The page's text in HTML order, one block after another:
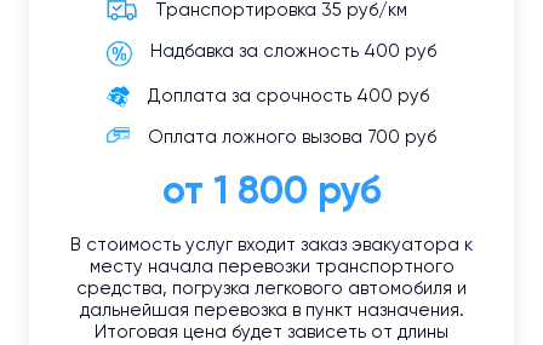
Транспортировка 35 руб/км
Надбавка за сложность 400 руб
Доплата за срочность 400 руб
Оплата ложного вызова 700 руб
от 1 800 руб
В стоимость услуг входит заказ эвакуатора к
месту начала перевозки транспортного
средства, погрузка легкового автомобиля и
дальнейшая перевозка в пункт назначения.
Итоговая цена будет зависеть от длины